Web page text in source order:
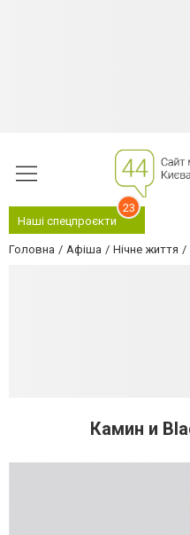
Наші спецпроєкти
23
Головна Афіша Нічне життя
Камин и